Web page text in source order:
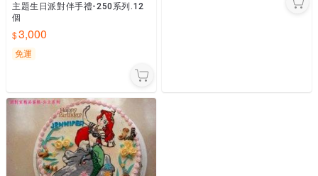
主題生日派對伴手禮-250系列.12
個
3,000
免運